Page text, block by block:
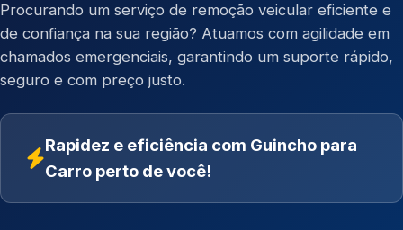
Procurando um serviço de remoção veicular eficiente e
de confiança na sua região? Atuamos com agilidade em
chamados emergenciais, garantindo um suporte rápido,
seguro e com preço justo.
Rapidez e eficiência com Guincho para
Carro perto de você!